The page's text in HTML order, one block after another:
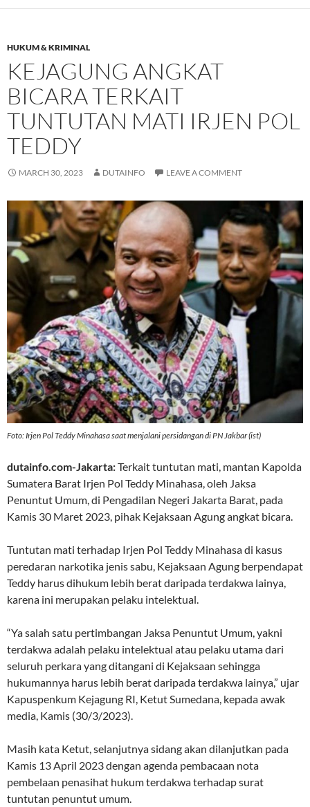
HUKUM & KRIMINAL
KEJAGUNG ANGKAT
BICARA TERKAIT
TUNTUTAN MATI IRJEN POL
TEDDY
MARCH 30, 2023 DUTAINFO LEAVE A COMMENT
Foto: Irjen Pol Teddy Minahasa saat menjalani persidangan di PN Jakbar (ist)
dutainfo.com-Jakarta:Terkait tuntutan mati, mantan Kapolda
Sumatera Barat Irjen Pol Teddy Minahasa, oleh Jaksa
Penuntut Umum, di Pengadilan Negeri Jakarta Barat, pada
Kamis 30 Maret 2023, pihak Kejaksaan Agung angkat bicara.
Tuntutan mati terhadap Irjen Pol Teddy Minahasa di kasus
peredaran narkotika jenis sabu, Kejaksaan Agung berpendapat
Teddy harus dihukum lebih berat daripada terdakwa lainya,
karena ini merupakan pelaku intelektual.
“Ya salah satu pertimbangan Jaksa Penuntut Umum, yakni
terdakwa adalah pelaku intelektual atau pelaku utama dari
seluruh perkara yang ditangani di Kejaksaan sehingga
hukumannya harus lebih berat daripada terdakwa lainya,” ujar
Kapuspenkum Kejagung RI, Ketut Sumedana, kepada awak
media, Kamis (30/3/2023).
Masih kata Ketut, selanjutnya sidang akan dilanjutkan pada
Kamis 13 April 2023 dengan agenda pembacaan nota
pembelaan penasihat hukum terdakwa terhadap surat
tuntutan penuntut umum.